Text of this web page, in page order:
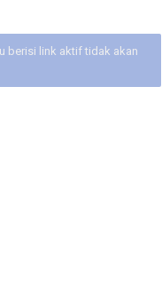
berisi link aktif tidak akan